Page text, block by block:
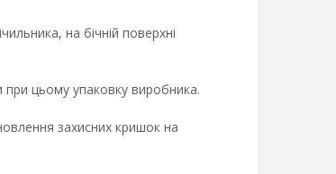
на бічній поверхні
цьому упаковку виробника.
захисних кришок на